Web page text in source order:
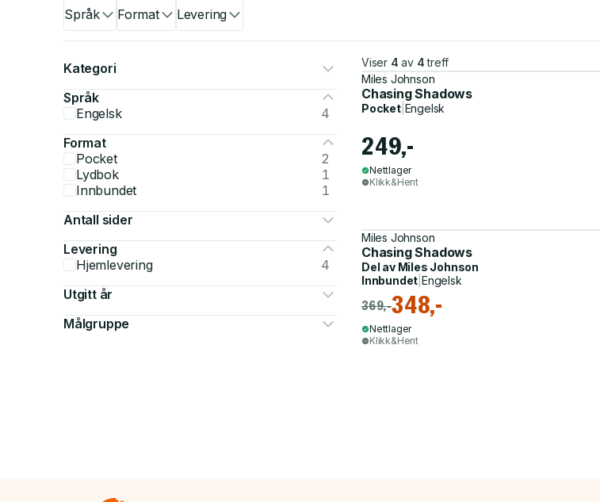
Språk Format Levering
Kategori
Språk
Engelsk
4
Format
Pocket
2
Lydbok
1
Innbundet
1
Antall sider
Levering
Hjemlevering
4
Utgitt år
Målgruppe
Viser 4 av 4 treff
Miles Johnson
Chasing Shadows
Pocket| Engelsk
249,-
Nettlager
Klikk&Hent
Miles Johnson
Chasing Shadows
Del av Miles Johnson
Innbundet |Engelsk
369,-348,-
Nettlager
Klikk&Hent